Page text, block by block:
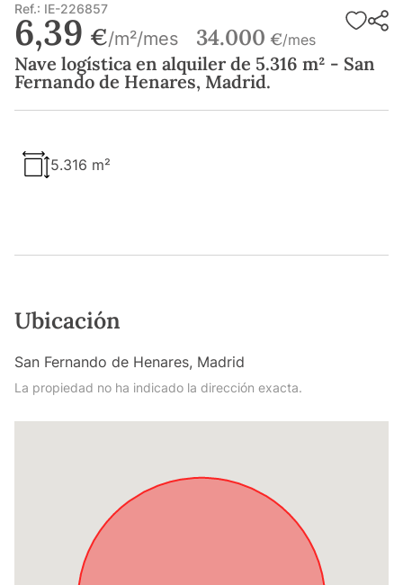
Ref.: IE-226857
6,39 €/m²/mes 34.000 €/mes
Nave logística en alquiler de 5.316 m² - San
Fernando de Henares, Madrid.
5.316 m²
Ubicación
San Fernando de Henares, Madrid
La propiedad no ha indicado la dirección exacta.